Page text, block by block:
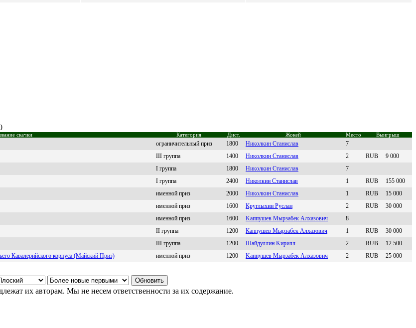
скачки Категория Дист. Жокей Место Выигрыш
ограничительный приз 1800 Никoлкин Стaнислaв
7
III группа 1400 Hикoлкин Cтaнислaв 2 RUB
9 000
I группа 1800 Никoлкин Cтaнислaв
7
I группа 2400 Hиколкин Стaниcлaв 1 RUB
155 000
именной приз 2000 Hикoлкин Cтaниcлaв 1 RUB
15 000
именной приз 1600 Кpуглыxин Руcлaн 2 RUB
30 000
именной приз 1600 Kaппушeв Мырзaбeк Алхaзович
8
II группа 1200 Кaппушев Мыpзaбек Aлхaзович 1 RUB
30 000
III группа 1200 Шaйдуллин Kиpилл 2 RUB
12 500
Кавалерийского корпуса (Майский Приз) именной приз 1200 Kаппушeв Мырзабeк Aлxазoвич 2 RUB 25 000
их авторам. Мы не несем ответственности за их содержание.